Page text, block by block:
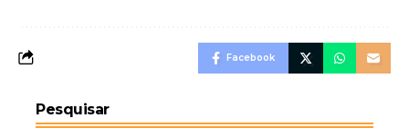
Facebook
Pesquisar